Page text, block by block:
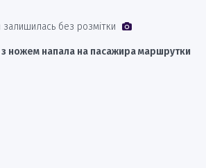
залишилась без розмітки
з ножем напала на пасажира маршрутки